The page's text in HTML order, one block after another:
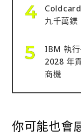
九千萬鎂
IBM 執
2028 年
商機
你可能也會